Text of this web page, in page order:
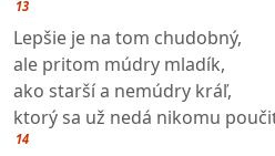
13
Lepšie je na tom chudobný,
ale pritom múdry mladík,
ako starší a nemúdry kráľ,
ktorý sa už nedá nikomu
14